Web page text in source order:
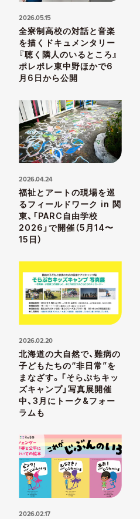
2026.05.15
全寮制高校の対話と音楽
を描くドキュメンタリー
『聴く隣人のいるところ』
ポレポレ東中野ほかで6
月6日から公開
2026.04.24
福祉とアートの現場を巡
るフィールドワーク in 関
東、「PARC自由学校
2026」で開催（5月14〜
15日）
2026.02.20
北海道の大自然で、難病の
子どもたちの“非日常”を
まなざす。「そらぷちキッ
ズキャンプ」写真展開催
中、3月にトーク&フォー
ラムも
2026.02.17